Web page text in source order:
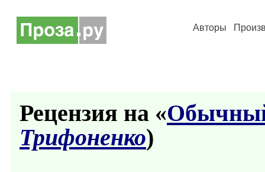
Авторы
Рецензия на «
Трифоненко)